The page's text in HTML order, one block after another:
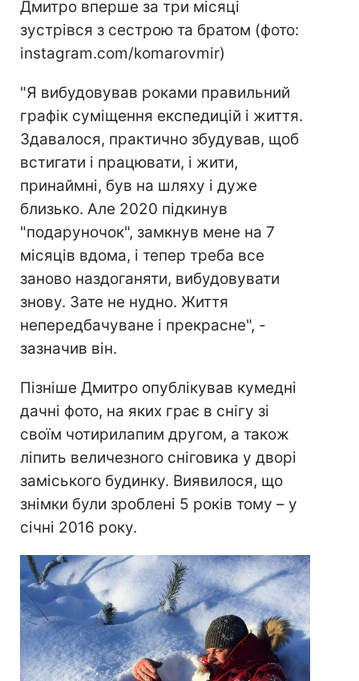
Дмитро вперше за три місяці
зустрівся з сестрою та братом (фото:
instagram.com/komarovmir)
"Я вибудовував роками правильний
графік суміщення експедицій і життя.
Здавалося, практично збудував, щоб
встигати і працювати, і жити,
принаймні, був на шляху і дуже
близько. Але 2020 підкинув
"подаруночок", замкнув мене на 7
місяців вдома, і тепер треба все
заново наздоганяти, вибудовувати
знову. Зате не нудно. Життя
непередбачуване і прекрасне", -
зазначив він.
Пізніше Дмитро опублікував кумедні
дачні фото, на яких грає в снігу зі
своїм чотирилапим другом, а також
ліпить величезного сніговика у дворі
заміського будинку. Виявилося, що
знімки були зроблені 5 років тому – у
січні 2016 року.